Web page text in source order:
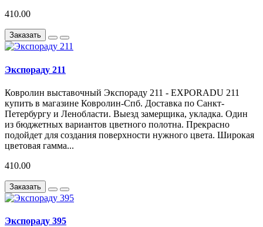
410.00
Заказать
Экспораду 211
Ковролин выставочный Экспораду 211 - EXPORADU 211
купить в магазине Ковролин-Спб. Доставка по Санкт-
Петербургу и Ленобласти. Выезд замерщика, укладка. Один
из бюджетных вариантов цветного полотна. Прекрасно
подойдет для создания поверхности нужного цвета. Широкая
цветовая гамма...
410.00
Заказать
Экспораду 395